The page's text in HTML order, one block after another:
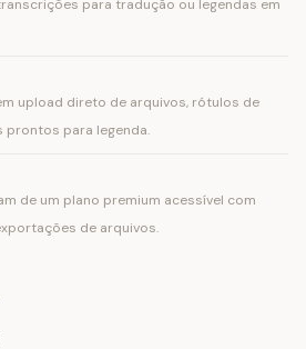
para tradução ou legendas em
upload direto de arquivos, rótulos de
para legenda.
de um plano premium acessível com
de arquivos.